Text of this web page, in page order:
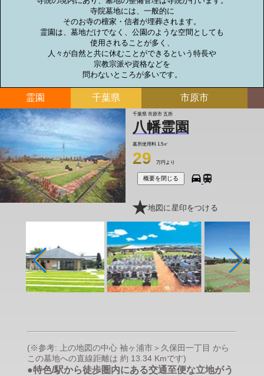
寺院墓地には、一般的に
そのお寺の檀家・信者が埋葬されます。
霊園は、墓地だけでなく、公園のような空間としても
使用されることが多く、
人々が自然と共に休むことができるという特長や
宗教宗派や資格などを
問わないところが多いです。
霊園 千葉県 市原市
千葉県 市原市 五所
八幡霊園
墓所使用料 1.5㎡
29 万円より
概要を閉じる
地図に星印をつける
(※参考: 上の地図の中心 袖ヶ浦市＞久保田一丁目 から
この墓地への直線距離は 約 13.34 Kmです)
●特色/駅から徒歩圏内にある交通至便な立地がう